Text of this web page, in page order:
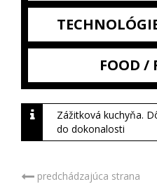
FOOD /
Zážitková kuchyňa.
do dokonalosti
predchádzajúca strana